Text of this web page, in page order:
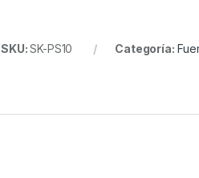
SKU:SK-PS10 Categoría: